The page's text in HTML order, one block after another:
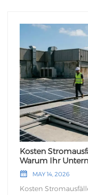
Kosten
Warum Ihr
Solaranlage
MAY 14, 2026
Kosten